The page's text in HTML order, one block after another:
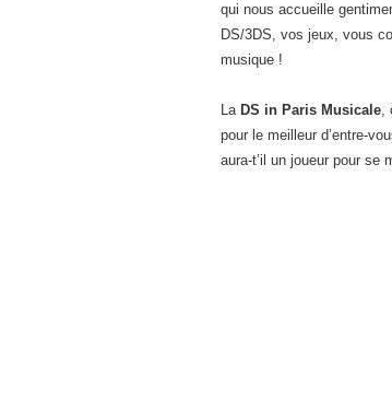
qui nous accueille
DS/3DS, vos jeux, vous
musique !
La DS in Paris Musicale,
pour le meilleur d’entre-
aura-t’il un joueur pour se